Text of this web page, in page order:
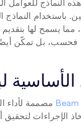
بل تمكّن أيضًا
الأساسية
الإجراءات